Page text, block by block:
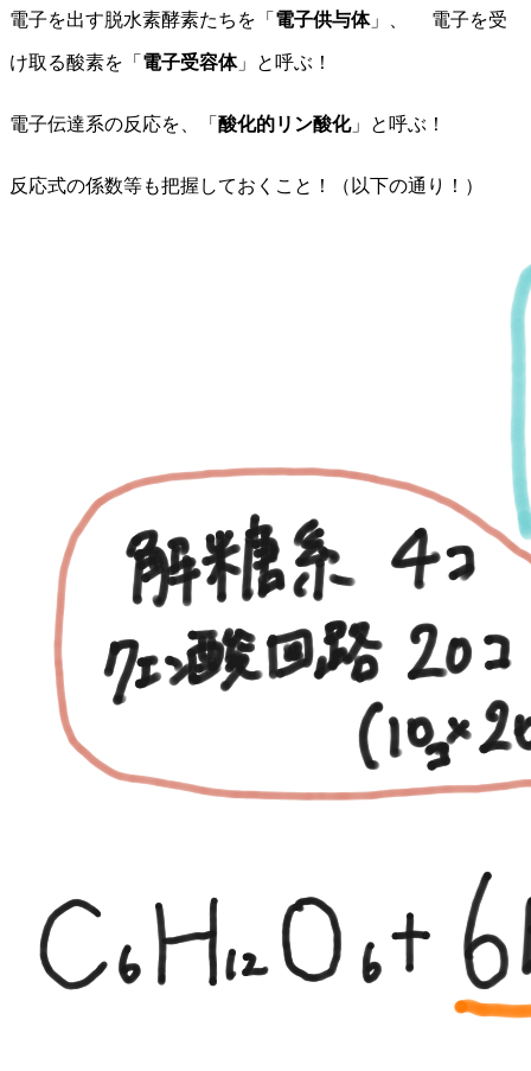
電子を出す脱水素酵素たちを「 電子供与体」、 電子を受
け取る酸素を「 電子受容体」と呼ぶ！
電子伝達系の反応を、「 酸化的リン酸化」と呼ぶ！
反応式の係数等も把握しておくこと！（以下の通り！）